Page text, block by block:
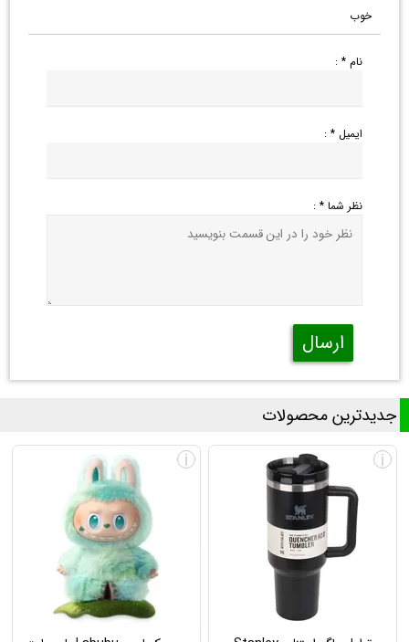
خوب
نام * :
ایمیل * :
نظر شما * :
ارسال
جدیدترین محصولات
i
i